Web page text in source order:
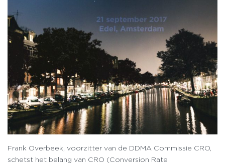
Frank Overbeek, voorzitter van de DDMA Commissie CRO,
schetst het belang van CRO (Conversion Rate